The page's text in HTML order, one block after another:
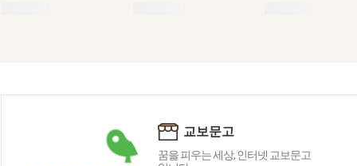
교보문고
꿈을 피우는 세상, 인터넷 교보문고